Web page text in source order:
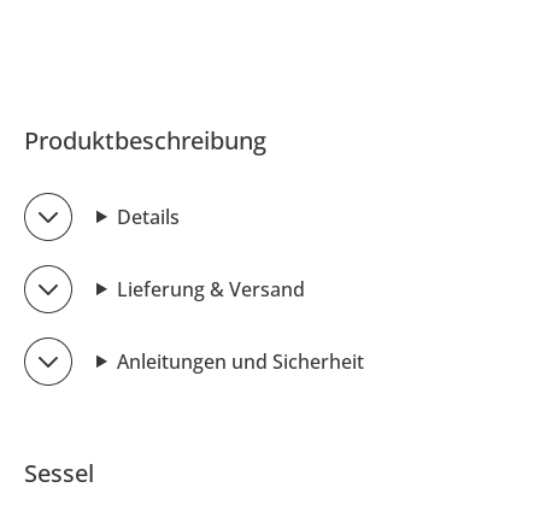
Produktbeschreibung
Details
Lieferung & Versand
Anleitungen und Sicherheit
Sessel